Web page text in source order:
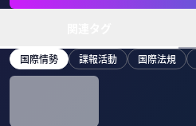
国際情勢 諜報活動 国際法規